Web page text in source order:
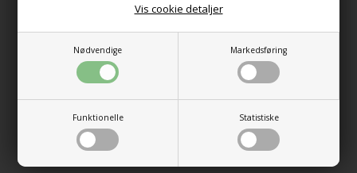
Nødvendige Markedsføring
Funktionelle Statistiske
Vis cookie detaljer
Cozy Bedroom
165,00DKK
På lager
Playful Bath
165,00DKK
På lager